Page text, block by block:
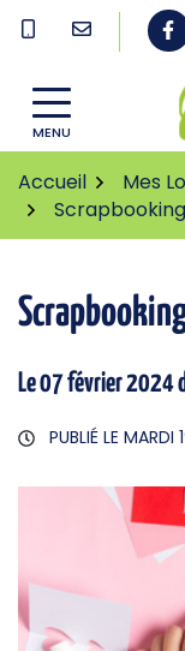
Gestion des traceurs
Aller
MENU
Accueil Mes
Scrapbooking
Le07février2024
PUBLIÉ LE MARDI